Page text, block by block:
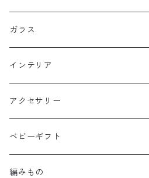
ガラス
インテリア
アクセサリー
ベビーギフト
編みもの